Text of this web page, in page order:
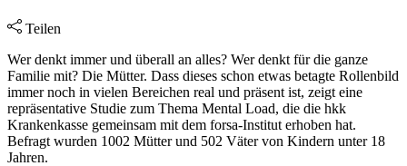
Teilen
Wer denkt immer und überall an alles? Wer denkt für die ganze
Familie mit? Die Mütter. Dass dieses schon etwas betagte Rollenbild
immer noch in vielen Bereichen real und präsent ist, zeigt eine
repräsentative Studie zum Thema Mental Load, die die hkk
Krankenkasse gemeinsam mit dem forsa-Institut erhoben hat.
Befragt wurden 1002 Mütter und 502 Väter von Kindern unter 18
Jahren.